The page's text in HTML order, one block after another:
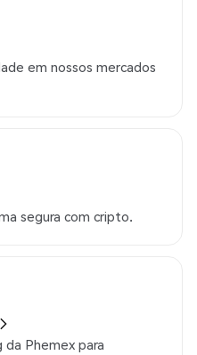
em nossos mercados
segura com cripto.
Phemex para